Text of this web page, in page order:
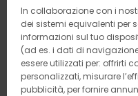
In collaborazione con i
dei sistemi equivalenti per
informazioni sul tuo
(ad es. i dati di
essere utilizzati per: offrirti
personalizzati, misurare
pubblicità, per fornire